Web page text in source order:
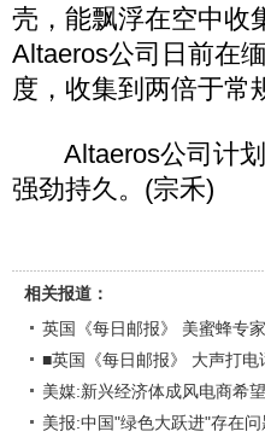
壳，能飘浮在空中收
Altaeros公司日前在
度，收集到两倍于常
Altaeros公司计划
强劲持久。(宗禾)
相关报道：
英国《每日邮报》 美蜜蜂专
■英国《每日邮报》 大声打电
美媒:新兴经济体成风电商希
美报:中国"绿色大跃进"存在问